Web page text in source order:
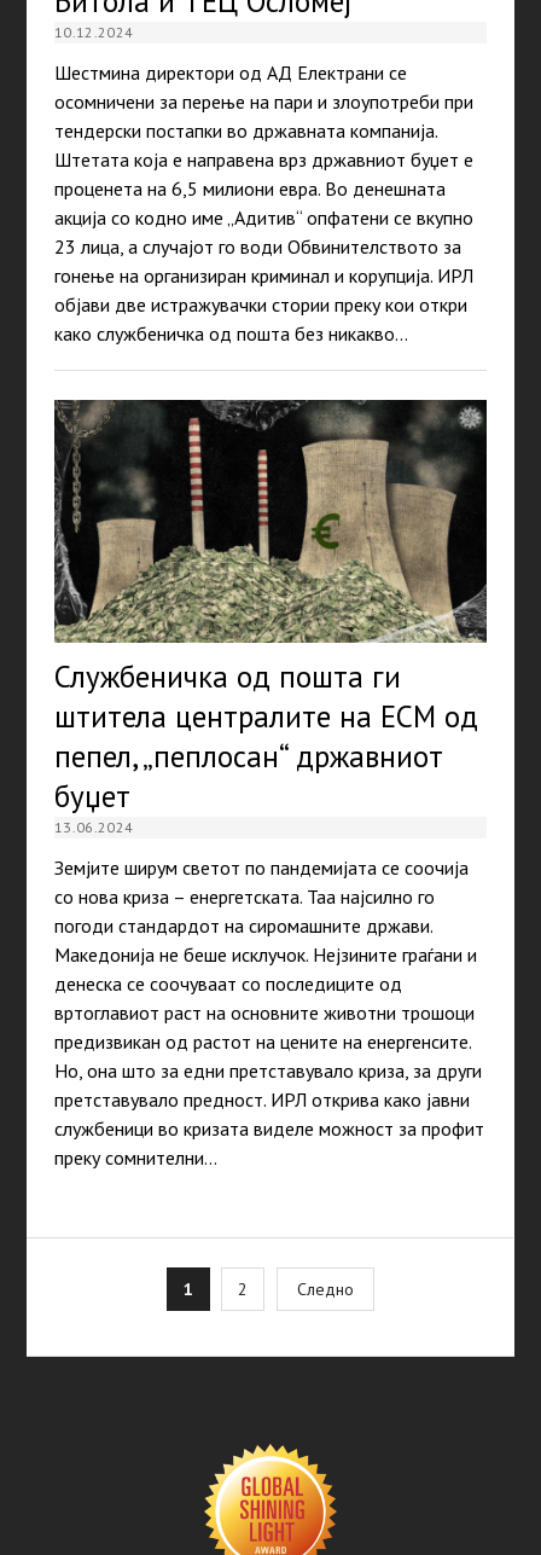
10.12.2024
Шестмина директори од АД Електрани се
осомничени за перење на пари и злоупотреби при
тендерски постапки во државната компанија.
Штетата која е направена врз државниот буџет е
проценета на 6,5 милиони евра. Во денешната
акција со кодно име „Адитив“ опфатени се вкупно
23 лица, а случајот го води Обвинителството за
гонење на организиран криминал и корупција. ИРЛ
објави две истражувачки стории преку кои откри
како службеничка од пошта без никакво…
Службеничка од пошта ги
штитела централите на ЕСМ од
пепел, „пеплосан“ државниот
буџет
13.06.2024
Земјите ширум светот по пандемијата се соочија
со нова криза – енергетската. Таа најсилно го
погоди стандардот на сиромашните држави.
Македонија не беше исклучок. Нејзините граѓани и
денеска се соочуваат со последиците од
вртоглавиот раст на основните животни трошоци
предизвикан од растот на цените на енергенсите.
Но, она што за едни претставувало криза, за други
претставувало предност. ИРЛ открива како јавни
службеници во кризата виделе можност за профит
преку сомнителни…
pagination
1 2 Следно